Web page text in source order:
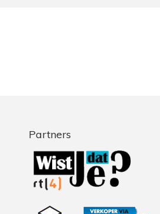
Partners